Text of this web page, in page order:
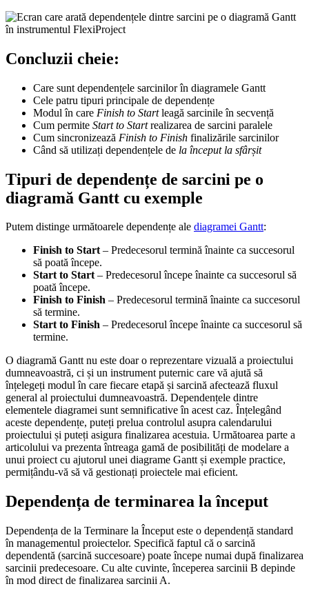
Concluzii cheie:
Care sunt dependențele sarcinilor în diagramele Gantt
Cele patru tipuri principale de dependențe
Modul în care Finish to Startleagă sarcinile în secvență
Cum permite Start to Startrealizarea de sarcini paralele
Cum sincronizează Finish to Finish finalizările sarcinilor
Când să utilizați dependențele de la început la sfârșit
Tipuri de dependențe de sarcini pe o
diagramă Gantt cu exemple
Putem distinge următoarele dependențe ale diagramei Gantt:
Finish to Start– Predecesorul termină înainte ca succesorul
să poată începe.
Start to Start– Predecesorul începe înainte ca succesorul să
poată începe.
Finish to Finish – Predecesorul termină înainte ca succesorul
să termine.
Start to Finish – Predecesorul începe înainte ca succesorul să
termine.
O diagramă Gantt nu este doar o reprezentare vizuală a proiectului
dumneavoastră, ci și un instrument puternic care vă ajută să
înțelegeți modul în care fiecare etapă și sarcină afectează fluxul
general al proiectului dumneavoastră. Dependențele dintre
elementele diagramei sunt semnificative în acest caz. Înțelegând
aceste dependențe, puteți prelua controlul asupra calendarului
proiectului și puteți asigura finalizarea acestuia. Următoarea parte a
articolului va prezenta întreaga gamă de posibilități de modelare a
unui proiect cu ajutorul unei diagrame Gantt și exemple practice,
permițându-vă să vă gestionați proiectele mai eficient.
Dependența de terminarea la început
Dependența de la Terminare la Început este o dependență standard
în managementul proiectelor. Specifică faptul că o sarcină
dependentă (sarcină succesoare) poate începe numai după finalizarea
sarcinii predecesoare. Cu alte cuvinte, începerea sarcinii B depinde
în mod direct de finalizarea sarcinii A.